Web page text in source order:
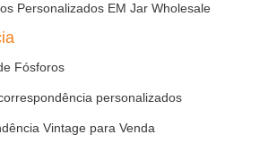
Personalizados EM Jar Wholesale
Fósforos
personalizados
Vintage para Venda